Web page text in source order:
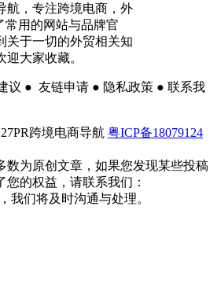
航，专注跨境电商，外
常用的网站与品牌官
关于一切的外贸相关知
大家收藏。
议 ● 友链申请 ● 隐私政策 ● 联系我
跨境电商导航 粤ICP备18079124
数为原创文章，如果您发现某些投稿
您的权益，请联系我们：
我们将及时沟通与处理。